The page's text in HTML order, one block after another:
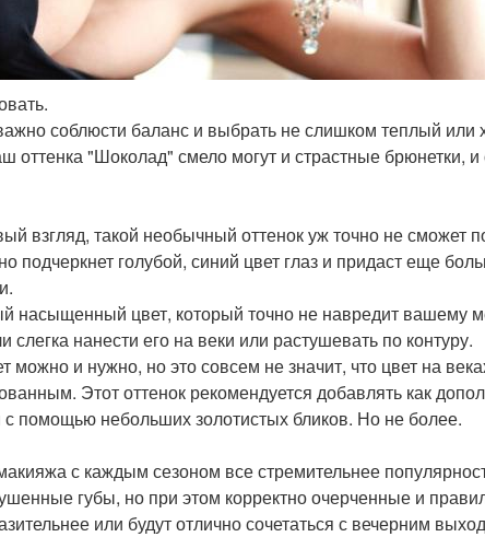
соблюсти баланс и выбрать не слишком теплый или
оттенка "Шоколад" смело могут и страстные брюнетки,
взгляд, такой необычный оттенок уж точно не сможет
подчеркнет голубой, синий цвет глаз и придаст еще
цвет, который точно не навредит вашему
нанести его на веки или растушевать по контуру.
можно и нужно, но это совсем не значит, что цвет на
Этот оттенок рекомендуется добавлять как
помощью небольших золотистых бликов. Но не более.
с каждым сезоном все стремительнее
губы, но при этом корректно очерченные и
или будут отлично сочетаться с вечерним